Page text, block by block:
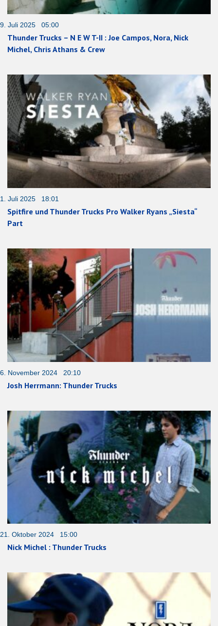
9. Juli 2025 05:00
Thunder Trucks – N E W T-II : Joe Campos, Nora, Nick
Michel, Chris Athans & Crew
1. Juli 2025 18:01
Spitfire und Thunder Trucks Pro Walker Ryans „Siesta“
Part
6. November 2024 20:10
Josh Herrmann: Thunder Trucks
21. Oktober 2024 15:00
Nick Michel : Thunder Trucks